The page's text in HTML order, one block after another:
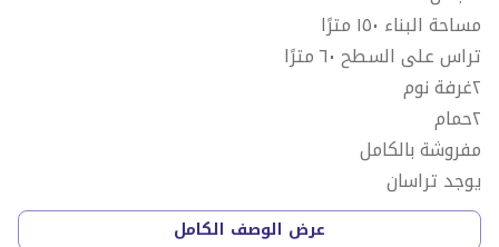
مساحة البناء ١٥٠ مترًا
تراس على السطح ٦٠ مترًا
٢غرفة نوم
٢حمام
مفروشة بالكامل
يوجد تراسان
السعر ٢٠٠٠ دولار شهريًا
عرض الوصف الكامل